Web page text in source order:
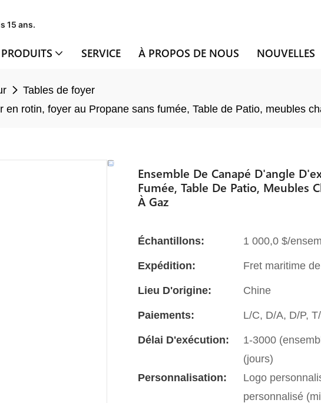
15 ans.
PRODUITS SERVICE À PROPOS DE NOUS NOUVELLES
Tables de foyer
en rotin, foyer au Propane sans fumée, Table de Patio, meubles
Ensemble De Canapé D'angle
Fumée, Table De Patio, Meubles
À Gaz
Échantillons: 1 000,0 $/
Expédition: Fret maritime
Lieu D'origine: Chine
Paiements: L/C, D/A, D/P,
Délai D'exécution:
1-3000
(jours)
Personnalisation:
Logo
personnalisé